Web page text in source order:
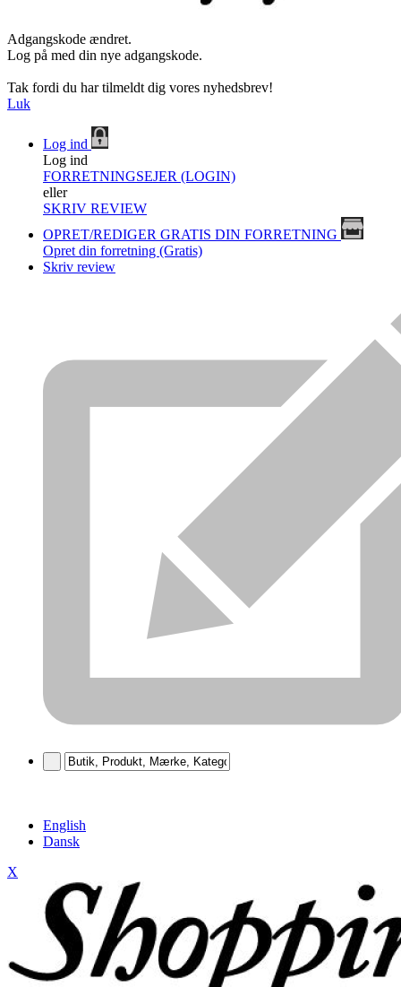
Adgangskode ændret.
Log på med din nye adgangskode.
Tak fordi du har tilmeldt dig vores nyhedsbrev!
Luk
Log ind
Log ind
FORRETNINGSEJER (LOGIN)
eller
SKRIV REVIEW
OPRET/REDIGER GRATIS DIN FORRETNING
Opret din forretning (Gratis)
Skriv review
English
Dansk
X